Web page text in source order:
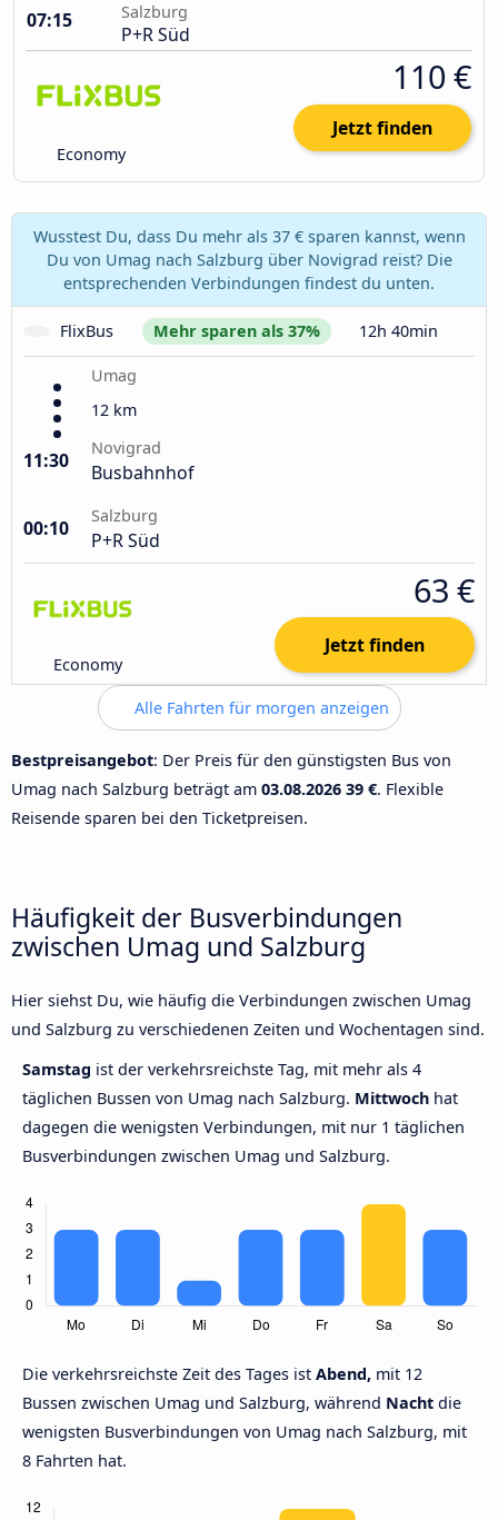
07:15
Salzburg
P+R Süd
Economy
110 €
Jetzt finden
Wusstest Du, dass Du mehr als 37 € sparen kannst, wenn
Du von Umag nach Salzburg über Novigrad reist? Die
entsprechenden Verbindungen findest du unten.
FlixBus Mehr sparen als 37% 12h 40min
Umag
12 km
11:30
Novigrad
Busbahnhof
00:10
Salzburg
P+R Süd
Economy
63 €
Jetzt finden
Alle Fahrten für morgen anzeigen
Bestpreisangebot: Der Preis für den günstigsten Bus von
Umag nach Salzburg beträgt am 03.08.2026 39 €. Flexible
Reisende sparen bei den Ticketpreisen.
Häufigkeit der Busverbindungen
zwischen Umag und Salzburg
Hier siehst Du, wie häufig die Verbindungen zwischen Umag
und Salzburg zu verschiedenen Zeiten und Wochentagen sind.
Samstag ist der verkehrsreichste Tag, mit mehr als 4
täglichen Bussen von Umag nach Salzburg. Mittwoch hat
dagegen die wenigsten Verbindungen, mit nur 1 täglichen
Busverbindungen zwischen Umag und Salzburg.
Die verkehrsreichste Zeit des Tages ist Abend, mit 12
Bussen zwischen Umag und Salzburg, während Nacht die
wenigsten Busverbindungen von Umag nach Salzburg, mit
8 Fahrten hat.